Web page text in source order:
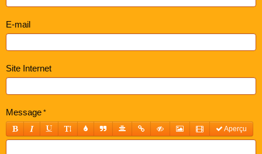
E-mail
Site Internet
Message
Aperçu